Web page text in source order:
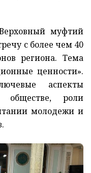
муфтий
с более чем 40
региона. Тема
ценности».
аспекты
обществе, роли
молодежи и